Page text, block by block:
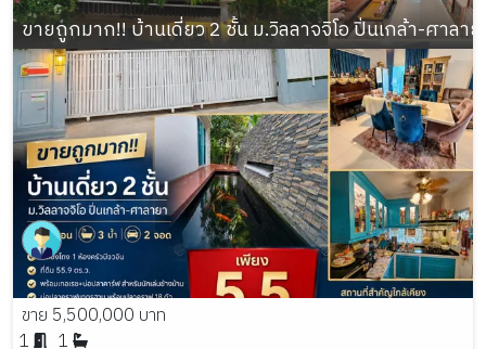
ขายถูกมาก!! บ้านเดี่ยว 2 ชั้น ม.วิลลาจจิโอ ปิ่นเกล้า-ศาลา
ขาย 5,500,000 บาท
1
1